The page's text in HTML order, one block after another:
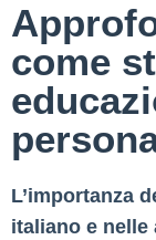
come
L’importanza
italiano e